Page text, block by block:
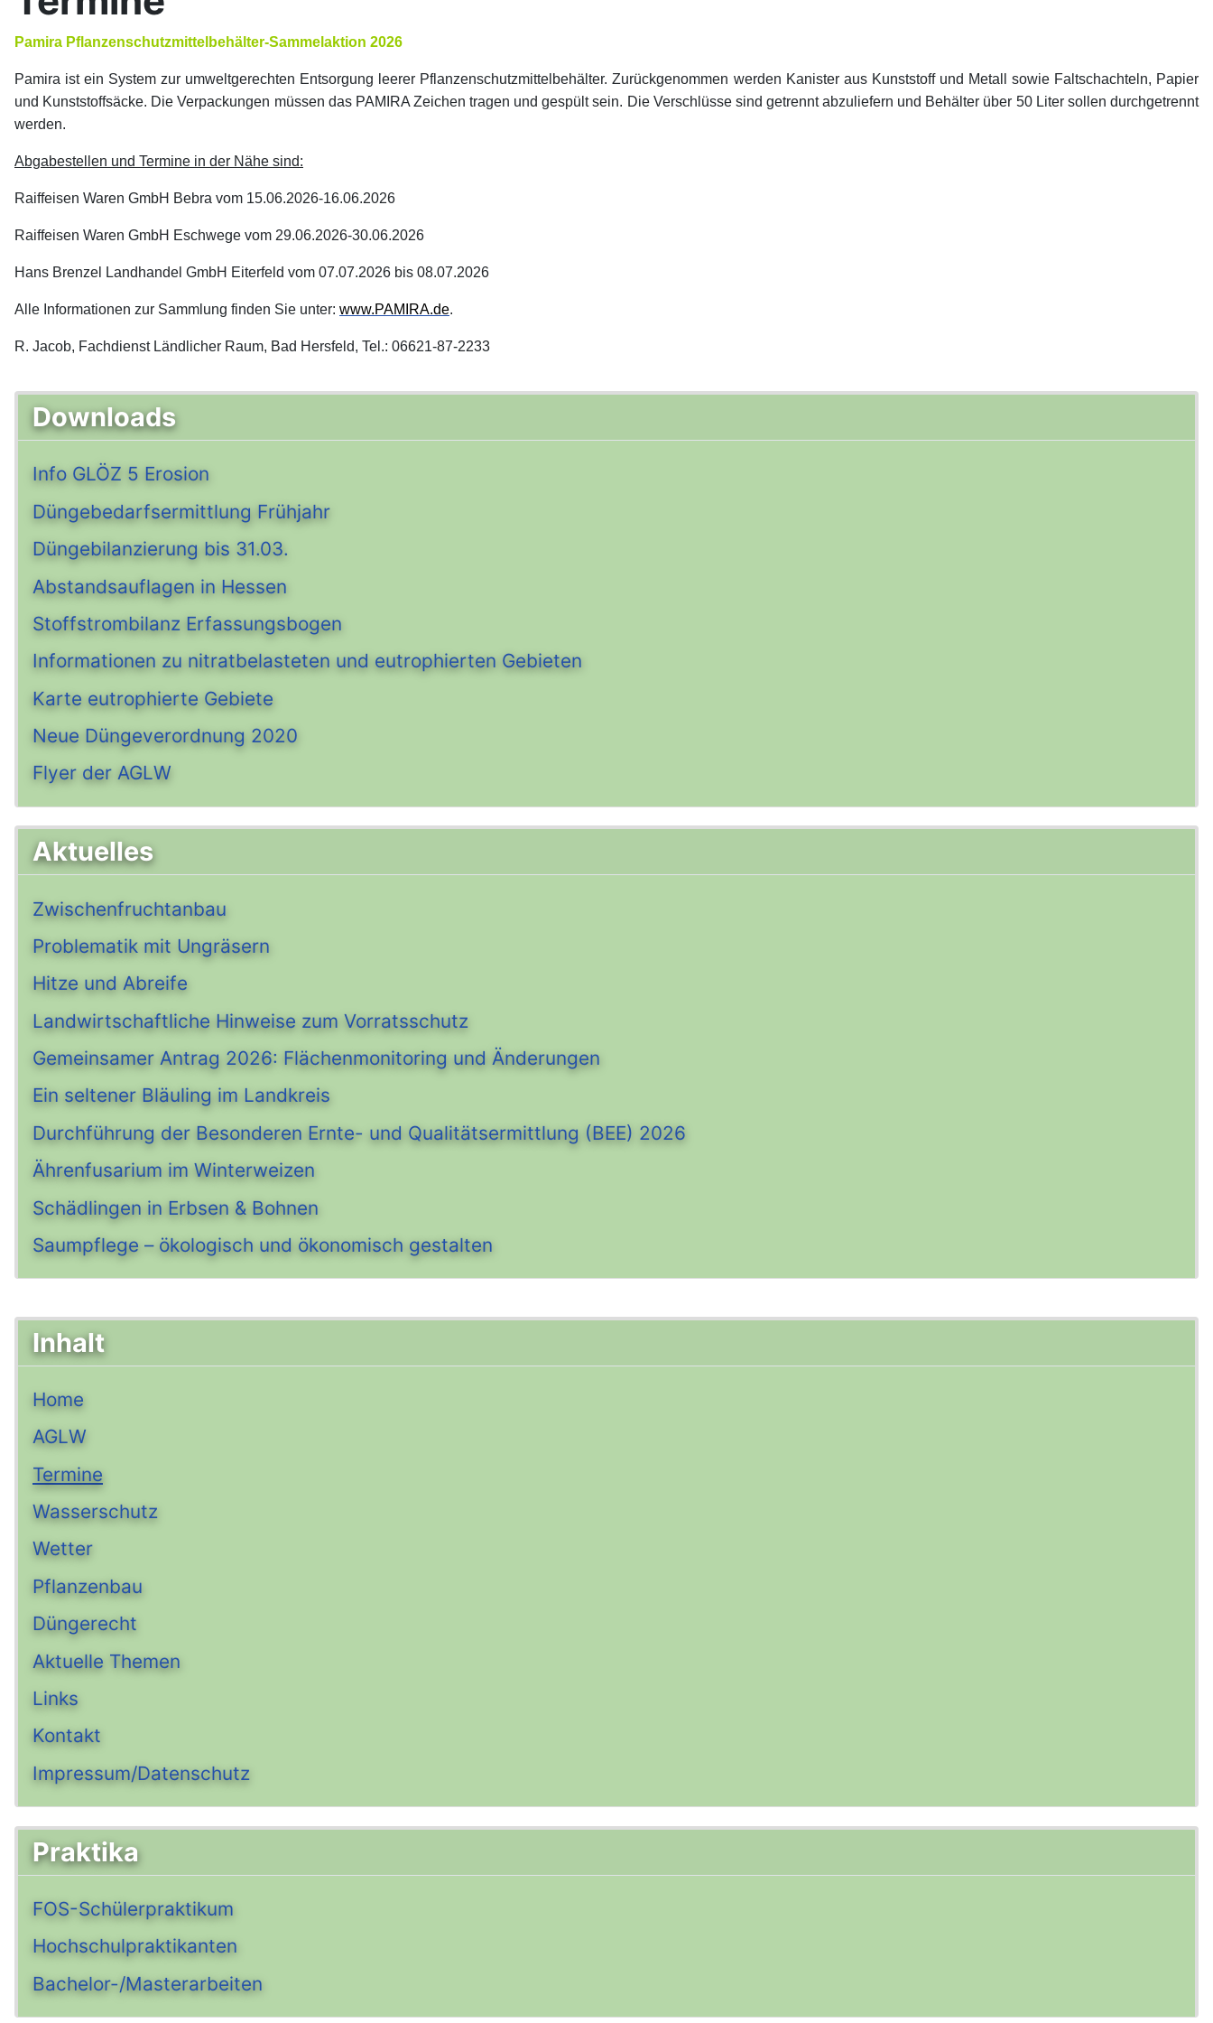
Inhalt
Home
AGLW
Termine
Wasserschutz
Wetter
Pflanzenbau
Düngerecht
Aktuelle Themen
Links
Kontakt
Impressum/Datenschutz
Praktika
FOS-Schülerpraktikum
Hochschulpraktikanten
Bachelor-/Masterarbeiten
Pamira Pflanzenschutzmittelbehälter-Sammelaktion 2026
Pamira ist ein System zur umweltgerechten Entsorgung leerer Pflanzenschutzmittelbehälter. Zurückgenommen werden Kanister aus Kunststoff und Metall sowie Faltschachteln, Papier
und Kunststoffsäcke. Die Verpackungen müssen das PAMIRA Zeichen tragen und gespült sein. Die Verschlüsse sind getrennt abzuliefern und Behälter über 50 Liter sollen durchgetrennt
werden.
Abgabestellen und Termine in der Nähe sind:
Raiffeisen Waren GmbH Bebra vom 15.06.2026-16.06.2026
Raiffeisen Waren GmbH Eschwege vom 29.06.2026-30.06.2026
Hans Brenzel Landhandel GmbH Eiterfeld vom 07.07.2026 bis 08.07.2026
Alle Informationen zur Sammlung finden Sie unter: www.PAMIRA.de.
R. Jacob, Fachdienst Ländlicher Raum, Bad Hersfeld, Tel.: 06621-87-2233
Downloads
Info GLÖZ 5 Erosion
Düngebedarfsermittlung Frühjahr
Düngebilanzierung bis 31.03.
Abstandsauflagen in Hessen
Stoffstrombilanz Erfassungsbogen
Informationen zu nitratbelasteten und eutrophierten Gebieten
Karte eutrophierte Gebiete
Neue Düngeverordnung 2020
Flyer der AGLW
Aktuelles
Zwischenfruchtanbau
Problematik mit Ungräsern
Hitze und Abreife
Landwirtschaftliche Hinweise zum Vorratsschutz
Gemeinsamer Antrag 2026: Flächenmonitoring und Änderungen
Ein seltener Bläuling im Landkreis
Durchführung der Besonderen Ernte- und Qualitätsermittlung (BEE) 2026
Ährenfusarium im Winterweizen
Schädlingen in Erbsen & Bohnen
Saumpflege – ökologisch und ökonomisch gestalten